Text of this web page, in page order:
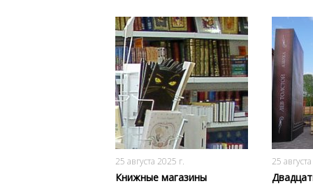
25 августа 2025 г.
Книжные магазины
359
0
25